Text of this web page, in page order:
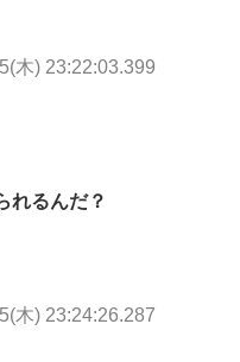
木) 23:22:03.399
れるんだ？
木) 23:24:26.287